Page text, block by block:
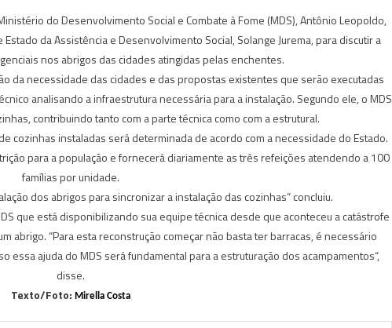
do Desenvolvimento Social e Combate à Fome (MDS), Antônio Leopoldo,
da Assistência e Desenvolvimento Social, Solange Jurema, para discutir a
nos abrigos das cidades atingidas pelas enchentes.
da necessidade das cidades e das propostas existentes que serão executadas
analisando a infraestrutura necessária para a instalação. Segundo ele, o MDS
contribuindo tanto com a parte técnica como com a estrutural.
cozinhas instaladas será determinada de acordo com a necessidade do Estado.
para a população e fornecerá diariamente as três refeições atendendo a 100
famílias por unidade.
dos abrigos para sincronizar a instalação das cozinhas” concluiu.
que está disponibilizando sua equipe técnica desde que aconteceu a catástrofe
abrigo. “Para esta reconstrução começar não basta ter barracas, é necessário
ajuda do MDS será fundamental para a estruturação dos acampamentos“,
disse.
Texto/Foto: Mirella Costa